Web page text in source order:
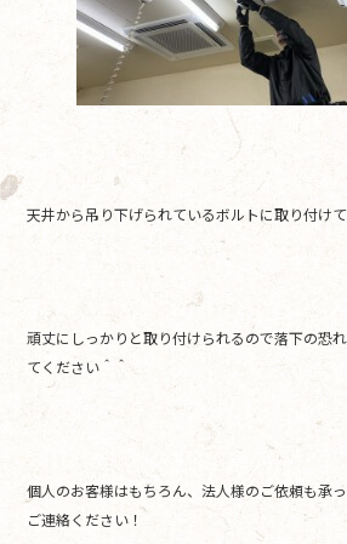
天井から吊り下げられているボルトに取り付け
頑丈にしっかりと取り付けられるので落下の恐
てください＾＾
個人のお客様はもちろん、法人様のご依頼も承
ご連絡ください！